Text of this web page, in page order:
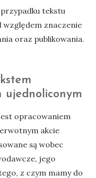
tekstu
znaczenie
oraz publikowania.
ujednoliconym
opracowaniem
akcie
są wobec
jego
z czym mamy do